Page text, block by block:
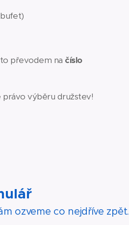
převodem na číslo
právo výběru družstev!
ozveme co nejdříve zpět.